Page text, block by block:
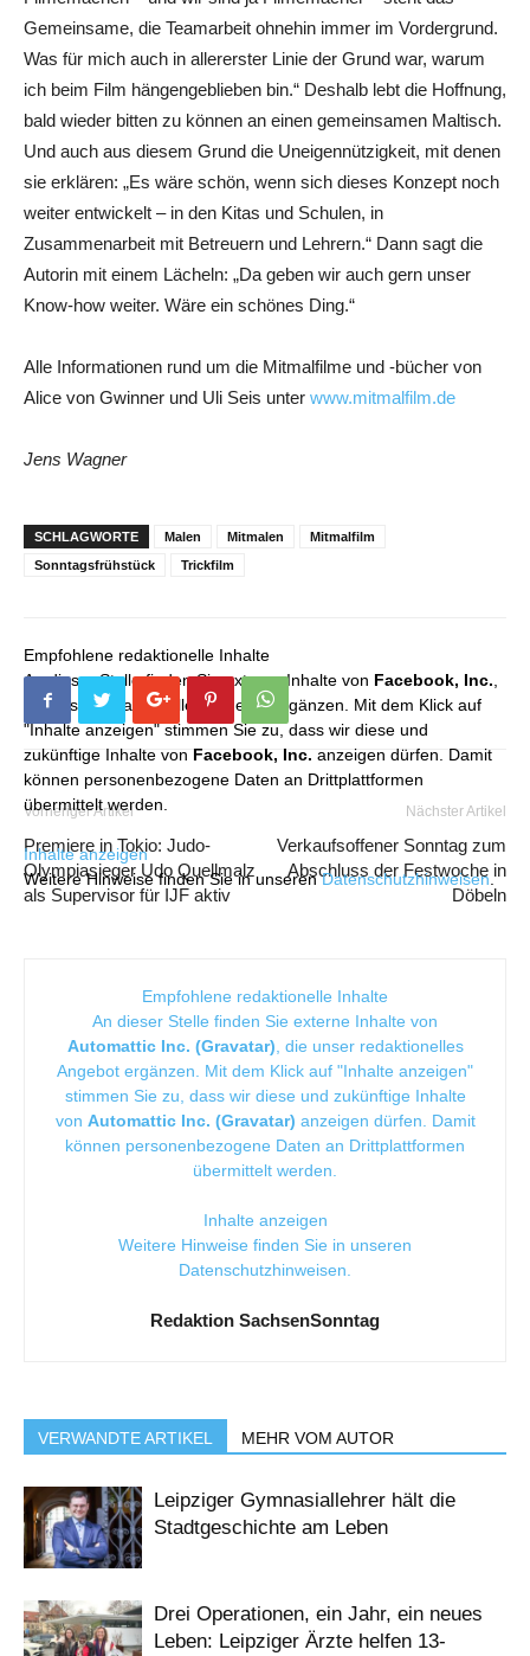
Gemeinsame, die Teamarbeit ohnehin immer im Vordergrund.
Was für mich auch in allererster Linie der Grund war, warum
ich beim Film hängengeblieben bin.“ Deshalb lebt die Hoffnung,
bald wieder bitten zu können an einen gemeinsamen Maltisch.
Und auch aus diesem Grund die Uneigennützigkeit, mit denen
sie erklären: „Es wäre schön, wenn sich dieses Konzept noch
weiter entwickelt – in den Kitas und Schulen, in
Zusammenarbeit mit Betreuern und Lehrern.“ Dann sagt die
Autorin mit einem Lächeln: „Da geben wir auch gern unser
Know-how weiter. Wäre ein schönes Ding.“
Alle Informationen rund um die Mitmalfilme und -bücher von
Alice von Gwinner und Uli Seis unter www.mitmalfilm.de
Jens Wagner
SCHLAGWORTE Malen Mitmalen
Mitmalfilm
Sonntagsfrühstück
Trickfilm
Empfohlene redaktionelle Inhalte
An dieser Stelle finden Sie externe Inhalte von Facebook, Inc.
die unser redaktionelles Angebot ergänzen. Mit dem Klick auf
"Inhalte anzeigen" stimmen Sie zu, dass wir diese und
zukünftige Inhalte von Facebook, Inc. anzeigen dürfen. Damit
können personenbezogene Daten an Drittplattformen
übermittelt werden.
Inhalte anzeigen
Weitere Hinweise finden Sie in unserenDatenschutzhinweisen
Vorheriger Artikel
Premiere in Tokio: Judo-
Olympiasieger Udo Quellmalz
als Supervisor für IJF aktiv
Nächster Artikel
Verkaufsoffener Sonntag zum
Abschluss der Festwoche in
Döbeln
Empfohlene redaktionelle Inhalte
An dieser Stelle finden Sie externe Inhalte von
Automattic Inc. (Gravatar) , die unser redaktionelles
Angebot ergänzen. Mit dem Klick auf "Inhalte anzeigen"
stimmen Sie zu, dass wir diese und zukünftige Inhalte
von Automattic Inc. (Gravatar) anzeigen dürfen. Damit
können personenbezogene Daten an Drittplattformen
übermittelt werden.
Inhalte anzeigen
Weitere Hinweise finden Sie in unseren
Datenschutzhinweisen
Redaktion SachsenSonntag
VERWANDTE ARTIKEL MEHR VOM AUTOR
Leipziger Gymnasiallehrer hält die
Stadtgeschichte am Leben
Drei Operationen, ein Jahr, ein neues
Leben: Leipziger Ärzte helfen 13-